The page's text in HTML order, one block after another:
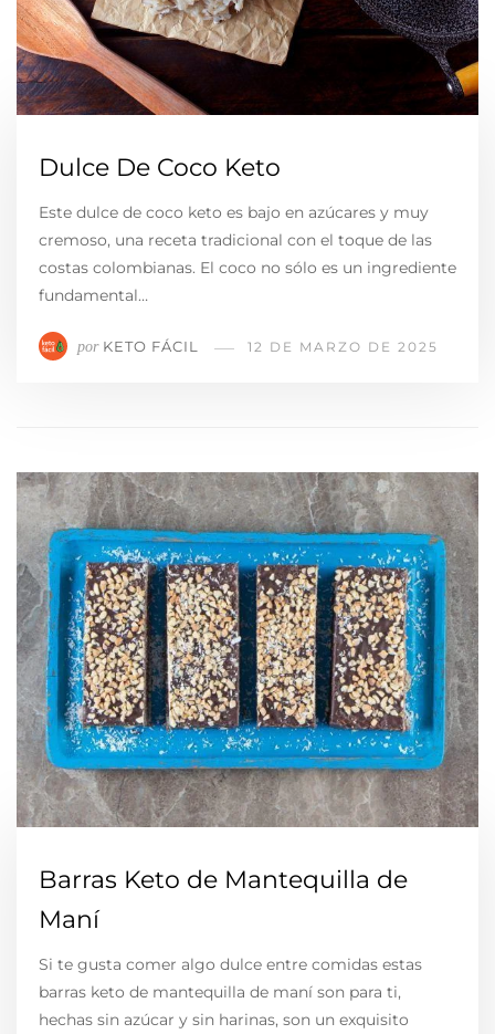
Dulce De Coco Keto
Este dulce de coco keto es bajo en azúcares y muy
cremoso, una receta tradicional con el toque de las
costas colombianas. El coco no sólo es un ingrediente
fundamental…
por KETO FÁCIL 12 DE MARZO DE 2025
Barras Keto de Mantequilla de
Maní
Si te gusta comer algo dulce entre comidas estas
barras keto de mantequilla de maní son para ti,
hechas sin azúcar y sin harinas, son un exquisito